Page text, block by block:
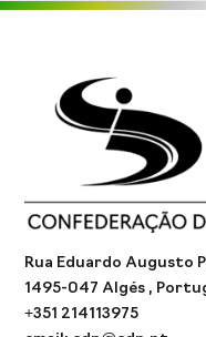
Rua Eduardo Augusto
1495-047 Algés ,
+351 214113975